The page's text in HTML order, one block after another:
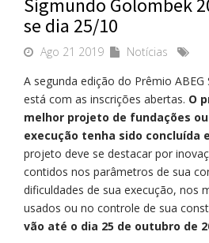
Sigmundo Golombek
se dia 25/10
Ago 21 2019
Notícias
A segunda edição do Prêmio
está com as inscrições abertas. O
melhor projeto de fundações
execução tenha sido concluída
projeto deve se destacar por
contidos nos parâmetros de sua
dificuldades de sua execução, nos
usados ou no controle de sua
vão até o dia 25 de outubro de